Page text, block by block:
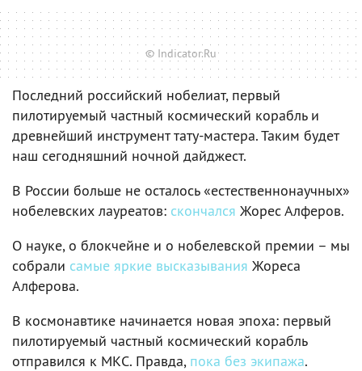
© Indicator.Ru
Последний российский нобелиат, первый
пилотируемый частный космический корабль и
древнейший инструмент тату-мастера. Таким будет
наш сегодняшний ночной дайджест.
В России больше не осталось «естественнонаучных»
нобелевских лауреатов: скончался Жорес Алферов.
О науке, о блокчейне и о нобелевской премии – мы
собрали самые яркие высказывания Жореса
Алферова.
В космонавтике начинается новая эпоха: первый
пилотируемый частный космический корабль
отправился к МКС. Правда, пока без экипажа.